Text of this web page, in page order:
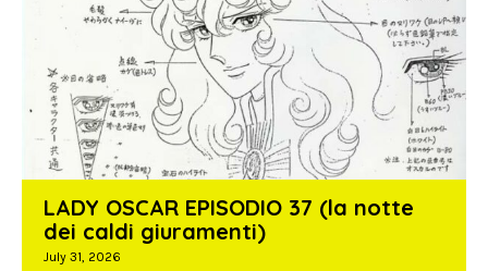
LADY OSCAR EPISODIO 37 (la notte
dei caldi giuramenti)
July 31, 2026